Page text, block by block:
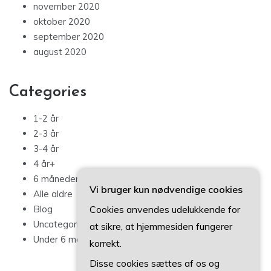
november 2020
oktober 2020
september 2020
august 2020
Categories
1-2 år
2-3 år
3-4 år
4 år+
6 måneder – 1 år
Alle aldre
Blog
Uncategorized
Under 6 måneder
Vi bruger kun nødvendige cookies
Cookies anvendes udelukkende for
at sikre, at hjemmesiden fungerer
korrekt.
Disse cookies sættes af os og